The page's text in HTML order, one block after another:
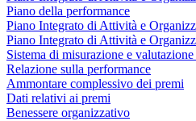
Piano della performance
Piano Integrato di Attività e
Piano Integrato di Attività e
Sistema di misurazione e
Relazione sulla performance
Ammontare complessivo dei premi
Dati relativi ai premi
Benessere organizzativo